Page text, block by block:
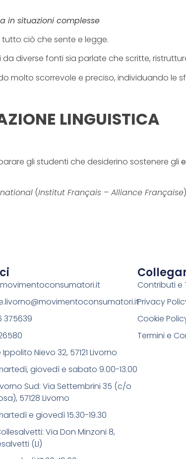
in situazioni complesse
ciò che sente e legge.
da diverse fonti sia parlate che scritte,
molto scorrevole e preciso, individuando le
LINGUISTICA
gli studenti che desiderino sostenere gli
(Institut Français – Alliance Française)
375639
Nievo 32, 57121 Livorno
giovedì e sabato 9.00-13.00
Sud: Via Settembrini 35 (c/o
57128 Livorno
e giovedì 15.30-19.30
Via Don Minzoni 8,
(LI)
Contributi e
Privacy
Cookie
Termini e